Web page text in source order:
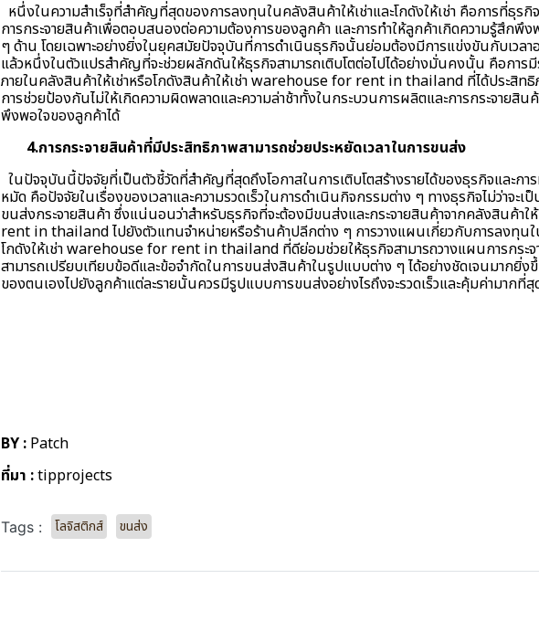
หนึ่งในความสำเร็จที่สำคัญที่สุดของการลงทุนในคลังสินค้าให้เช่าและโกดังให้เช่า คือการที่ธุรกิ
การกระจายสินค้าเพื่อตอบสนองต่อความต้องการของลูกค้า และการทำให้ลูกค้าเกิดความรู้สึกพึ
ๆ ด้าน โดยเฉพาะอย่างยิ่งในยุคสมัยปัจจุบันที่การดำเนินธุรกิจนั้นย่อมต้องมีการแข่งขันกับเวลา
แล้วหนึ่งในตัวแปรสำคัญที่จะช่วยผลักดันให้ธุรกิจสามารถเติบโตต่อไปได้อย่างมั่นคงนั้น คือการมี
ภายในคลังสินค้าให้เช่าหรือโกดังสินค้าให้เช่า warehouse for rent in thailand ที่ได้ประสิทธิ
การช่วยป้องกันไม่ให้เกิดความผิดพลาดและความล่าช้าทั้งในกระบวนการผลิตและการกระจายสิ
พึงพอใจของลูกค้าได้
4.การกระจายสินค้าที่มีประสิทธิภาพสามารถช่วยประหยัดเวลาในการขนส่ง
ในปัจจุบันนี้ปัจจัยที่เป็นตัวชี้วัดที่สำคัญที่สุดถึงโอกาสในการเติบโตสร้างรายได้ของธุรกิจและกา
หมัด คือปัจจัยในเรื่องของเวลาและความรวดเร็วในการดำเนินกิจกรรมต่าง ๆ ทางธุรกิจไม่ว่าจะเ
ขนส่งกระจายสินค้า ซึ่งแน่นอนว่าสำหรับธุรกิจที่จะต้องมีขนส่งและกระจายสินค้าจากคลังสินค้า
rent in thailand ไปยังตัวแทนจำหน่ายหรือร้านค้าปลีกต่าง ๆ การวางแผนเกี่ยวกับการลงทุนใ
โกดังให้เช่า warehouse for rent in thailand ที่ดีย่อมช่วยให้ธุรกิจสามารถวางแผนการกระ
สามารถเปรียบเทียบข้อดีและข้อจำกัดในการขนส่งสินค้าในรูปแบบต่าง ๆ ได้อย่างชัดเจนมากยิ่ง
ของตนเองไปยังลูกค้าแต่ละรายนั้นควรมีรูปแบบการขนส่งอย่างไรถึงจะรวดเร็วและคุ้มค่ามากที่สุ
BY : Patch
ที่มา :tipprojects
Tags : โลจิสติกส์ ขนส่ง